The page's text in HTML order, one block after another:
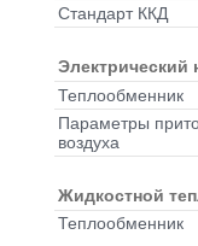
Стандарт ККД
Электрический
Теплообменник
Параметры
воздуха
Жидкостной
Теплообменник